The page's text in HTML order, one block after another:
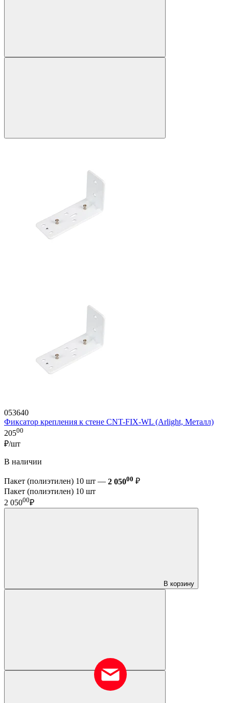
053640
Фиксатор крепления к стене CNT-FIX-WL (Arlight, Металл)
20500
₽/шт
В наличии
Пакет (полиэтилен) 10 шт — 2 05000 ₽
Пакет (полиэтилен) 10 шт
2 05000₽
В корзину